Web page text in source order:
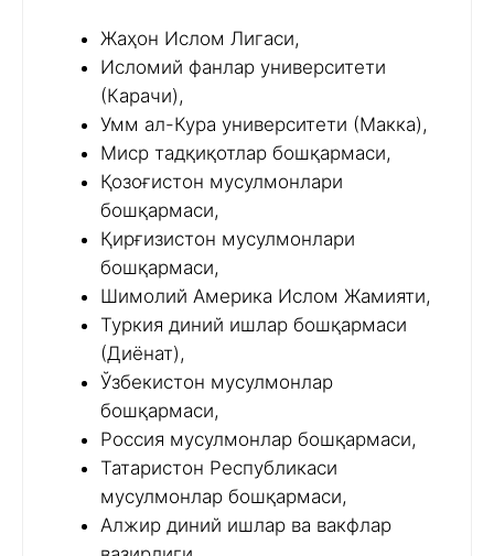
Жаҳон Ислом Лигаси,
Исломий фанлар университети
(Карачи),
Умм ал-Кура университети (Макка),
Миср тадқиқотлар бошқармаси,
Қозоғистон мусулмонлари
бошқармаси,
Қирғизистон мусулмонлари
бошқармаси,
Шимолий Америка Ислом Жамияти,
Туркия диний ишлар бошқармаси
(Диёнат),
Ўзбекистон мусулмонлар
бошқармаси,
Россия мусулмонлар бошқармаси,
Татаристон Республикаси
мусулмонлар бошқармаси,
Алжир диний ишлар ва вакфлар